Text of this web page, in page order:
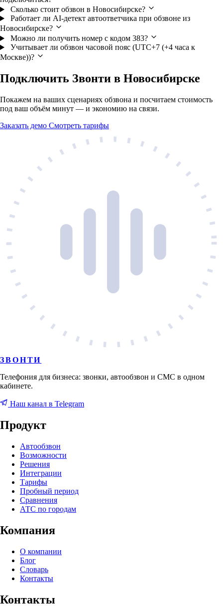
Сколько стоит обзвон в Новосибирске?
Работает ли AI-детект автоответчика при обзвоне из
Новосибирске?
Можно ли получить номер с кодом 383?
Учитывает ли обзвон часовой пояс (UTC+7 (+4 часа к
Москве))?
Подключить Звонти в Новосибирске
Покажем на ваших сценариях обзвона и посчитаем стоимость
под ваш объём минут — и экономию на связи.
Заказать демо Смотреть тарифы
ЗВОНТИ
Телефония для бизнеса: звонки, автообзвон и СМС в одном
кабинете.
Наш канал в Telegram
Продукт
Автообзвон
Возможности
Решения
Интеграции
Тарифы
Пробный период
Сравнения
АТС по городам
Компания
О компании
Блог
Словарь
Контакты
Контакты